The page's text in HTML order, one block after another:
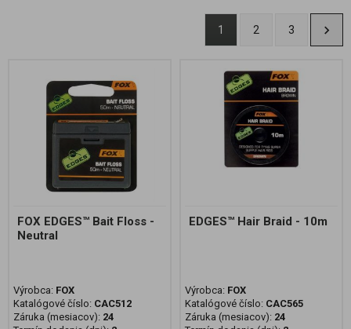
1 2 3
FOX EDGES™ Bait Floss -
Neutral
Výrobca: FOX
Katalógové číslo: CAC512
Záruka (mesiacov): 24
EDGES™ Hair Braid - 10m
Výrobca: FOX
Katalógové číslo: CAC565
Záruka (mesiacov): 24